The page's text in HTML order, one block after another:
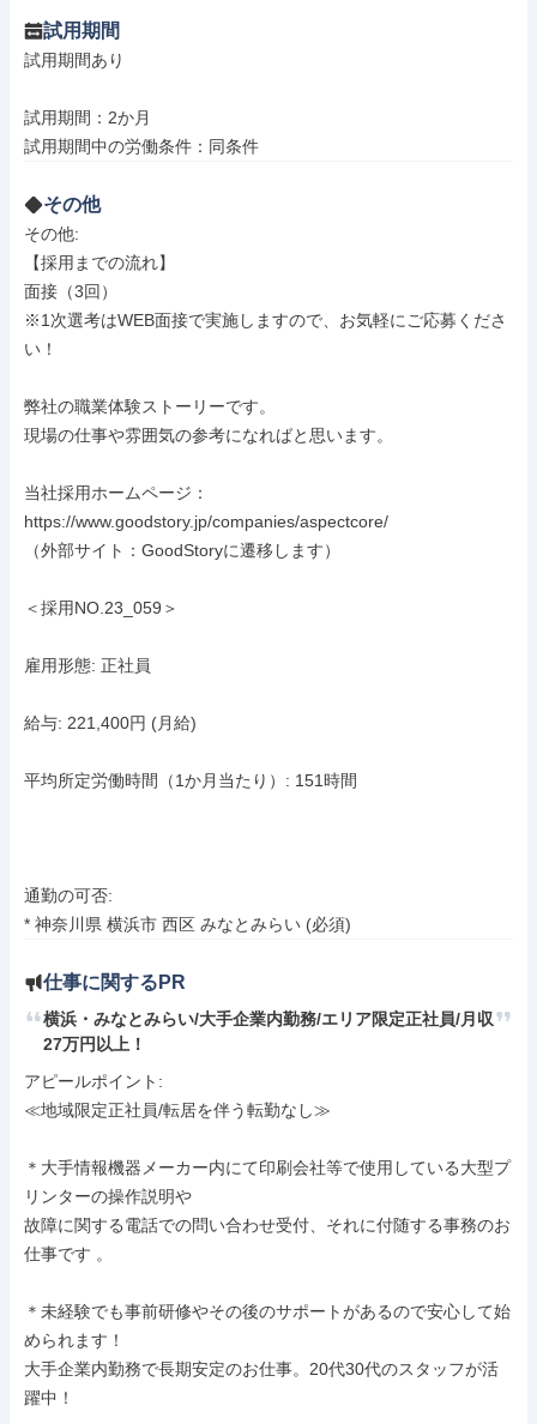
試用期間
試用期間あり
試用期間：2か月
試用期間中の労働条件：同条件
その他
その他:
【採用までの流れ】
面接（3回）
※1次選考はWEB面接で実施しますので、お気軽にご応募くださ
い！
弊社の職業体験ストーリーです。
現場の仕事や雰囲気の参考になればと思います。
当社採用ホームページ：
https://www.goodstory.jp/companies/aspectcore/
（外部サイト：GoodStoryに遷移します）
＜採用NO.23_059＞
雇用形態: 正社員
給与: 221,400円 (月給)
平均所定労働時間（1か月当たり）: 151時間
通勤の可否:
* 神奈川県 横浜市 西区 みなとみらい (必須)
仕事に関するPR
横浜・みなとみらい/大手企業内勤務/エリア限定正社員/月収
27万円以上！
アピールポイント:
≪地域限定正社員/転居を伴う転勤なし≫
＊大手情報機器メーカー内にて印刷会社等で使用している大型プ
リンターの操作説明や
故障に関する電話での問い合わせ受付、それに付随する事務のお
仕事です 。
＊未経験でも事前研修やその後のサポートがあるので安心して始
められます！
大手企業内勤務で長期安定のお仕事。20代30代のスタッフが活
躍中！